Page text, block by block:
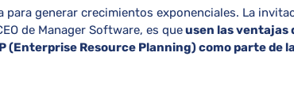
para generar crecimientos exponenciales. La
de Manager Software, es queusen las ventajas
(Enterprise Resource Planning)como parte de la